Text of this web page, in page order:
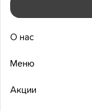
О нас
Меню
Акции